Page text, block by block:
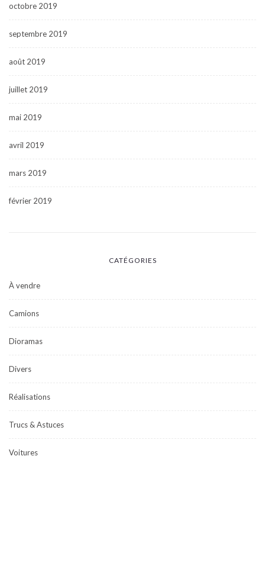
octobre 2019
septembre 2019
août 2019
juillet 2019
mai 2019
avril 2019
mars 2019
février 2019
CATÉGORIES
À vendre
Camions
Dioramas
Divers
Réalisations
Trucs & Astuces
Voitures